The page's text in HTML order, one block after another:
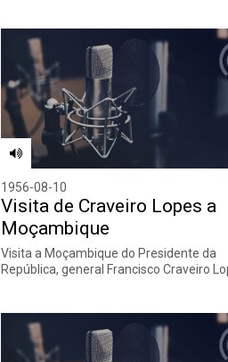
1956-08-10
Visita de Craveiro Lopes a
Moçambique
Visita a Moçambique do Presidente da
República, general Francisco Craveiro